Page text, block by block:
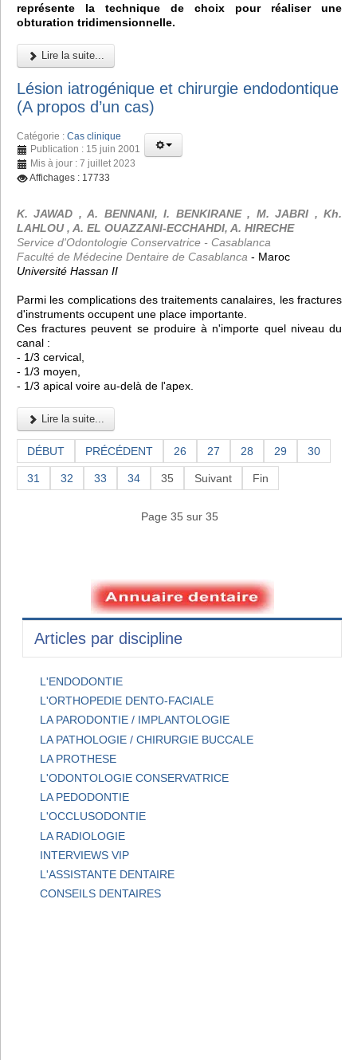
représente la technique de choix pour réaliser une
obturation tridimensionnelle.
Lire la suite...
Lésion iatrogénique et chirurgie endodontique
(A propos d’un cas)
Catégorie : Cas clinique
Publication : 15 juin 2001
Mis à jour : 7 juillet 2023
Affichages : 17733
K. JAWAD , A. BENNANI, I. BENKIRANE , M. JABRI , Kh.
LAHLOU , A. EL OUAZZANI-ECCHAHDI, A. HIRECHE
Service d'Odontologie Conservatrice - Casablanca
Faculté de Médecine Dentaire de Casablanca - Maroc
Université Hassan II
Parmi les complications des traitements canalaires, les fractures
d'instruments occupent une place importante.
Ces fractures peuvent se produire à n'importe quel niveau du
canal :
- 1/3 cervical,
- 1/3 moyen,
- 1/3 apical voire au-delà de l'apex.
Lire la suite...
DÉBUT PRÉCÉDENT 26 27 28 29 30
31 32 33 34 35 Suivant Fin
Page 35 sur 35
Articles par discipline
L'ENDODONTIE
L'ORTHOPEDIE DENTO-FACIALE
LA PARODONTIE / IMPLANTOLOGIE
LA PATHOLOGIE / CHIRURGIE BUCCALE
LA PROTHESE
L'ODONTOLOGIE CONSERVATRICE
LA PEDODONTIE
L'OCCLUSODONTIE
LA RADIOLOGIE
INTERVIEWS VIP
L'ASSISTANTE DENTAIRE
CONSEILS DENTAIRES